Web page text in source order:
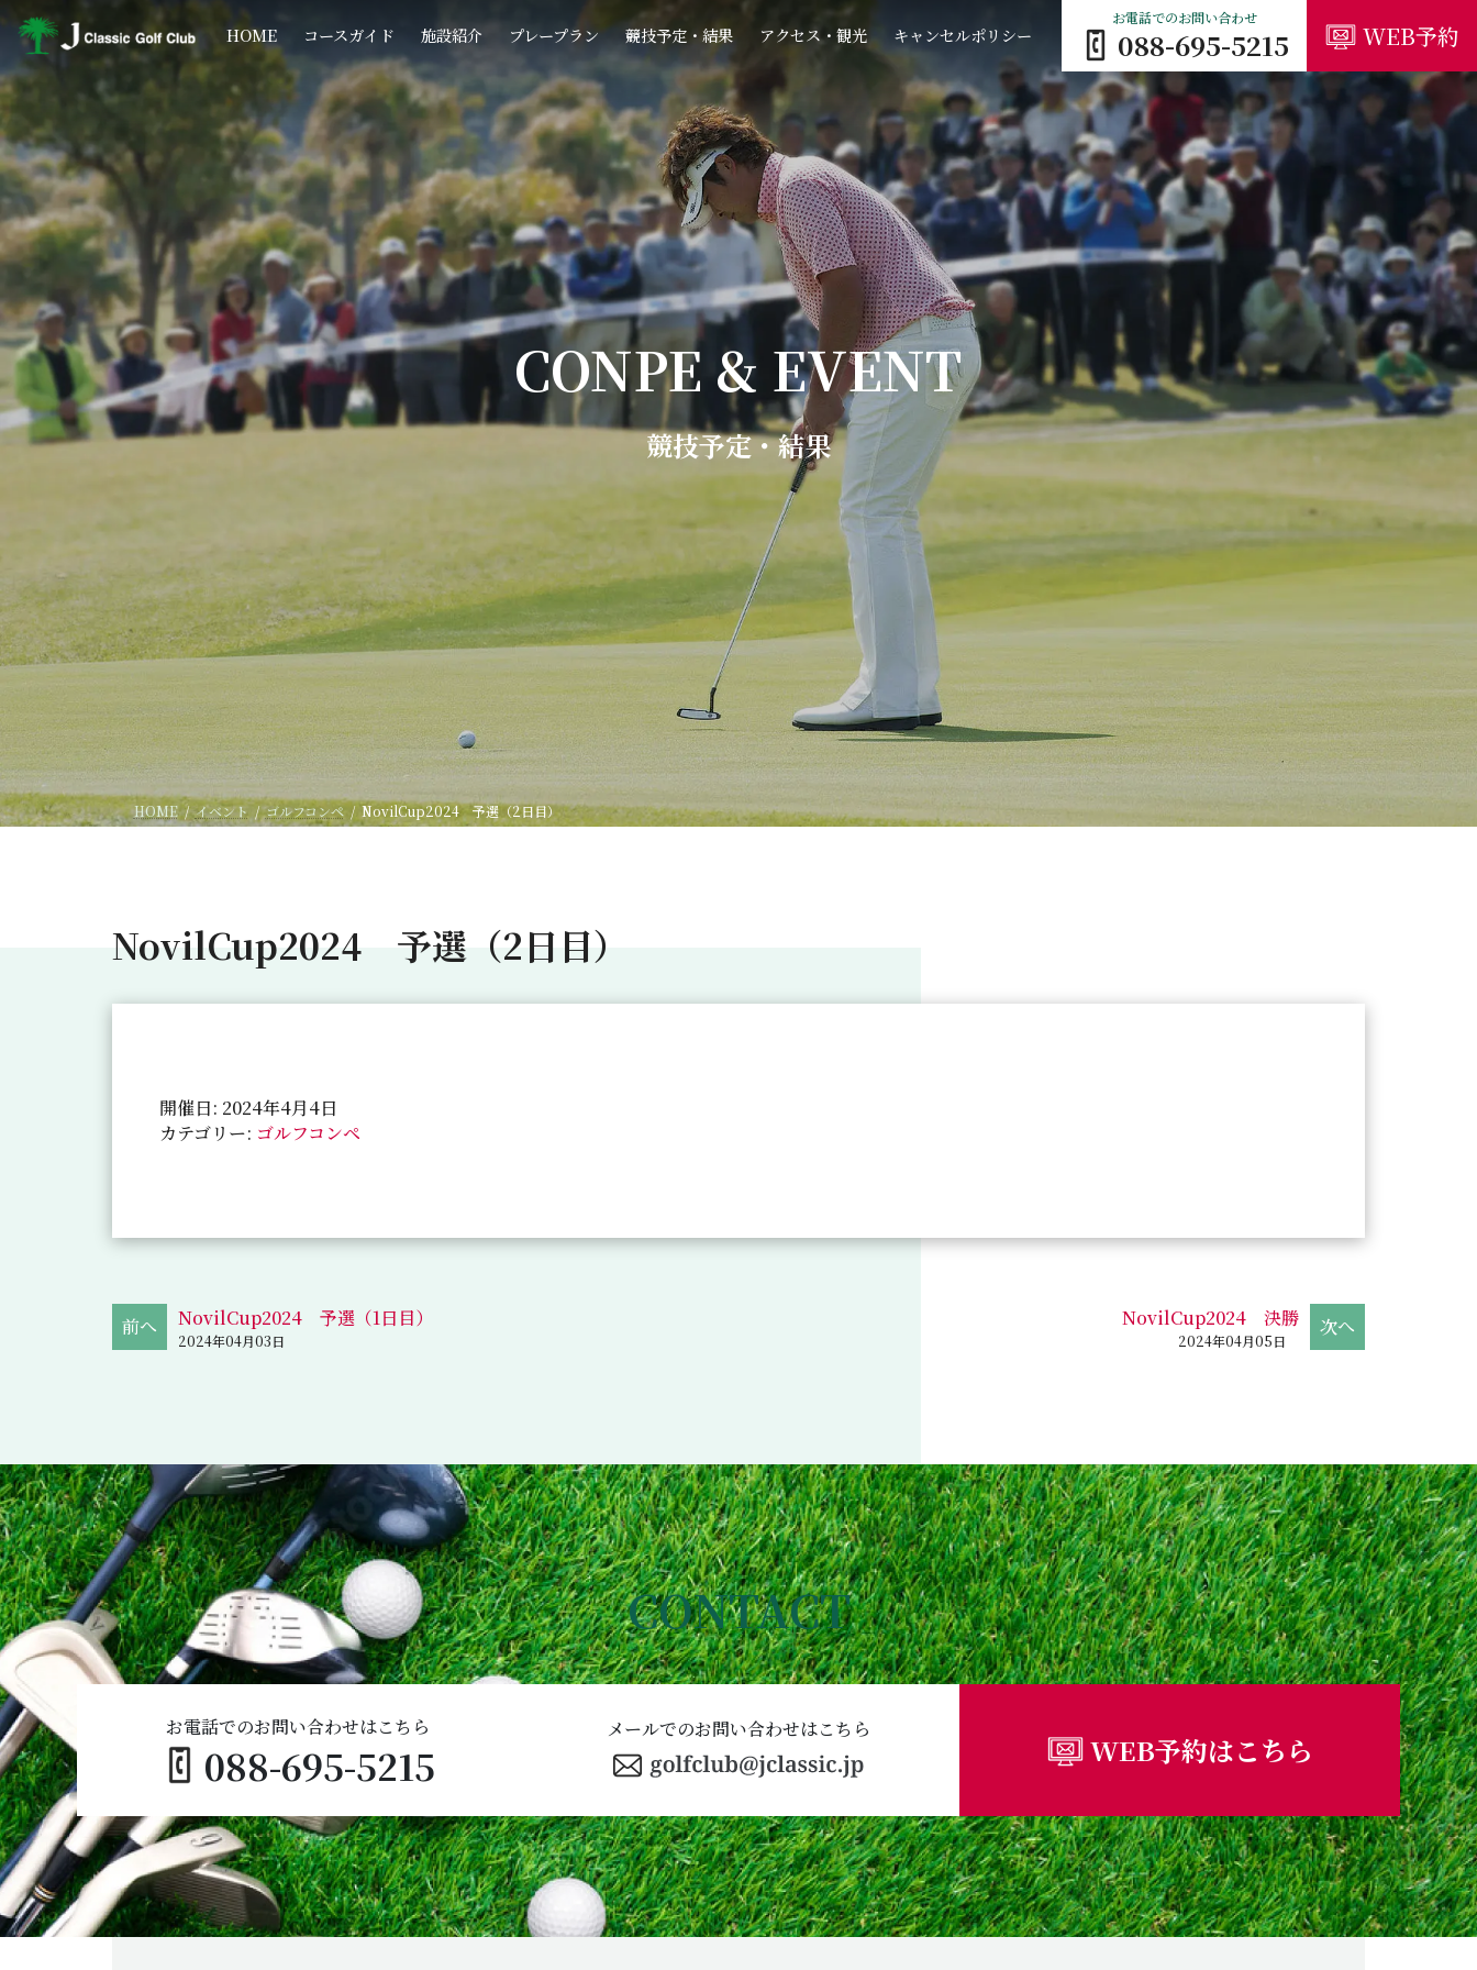
ン
へ
ス
ッ
プ
ー
ョ
ン
移
動
HOME コースガイド 施設紹介 プレープラン 競技予定・結果 アクセス・観光 キャンセルポリシー
お電話でのお問い合わせ
088-695-5215 WEB予約
CONPE & EVENT
競技予定・結果
HOME イベント ゴルフコンペ NovilCup2024 予選（2日目）
NovilCup2024 予選（2日目）
開催日: 2024年4月4日
カテゴリー: ゴルフコンペ
NovilCup2024 予選（1日目）
2024年04月03日
NovilCup2024 決勝
2024年04月05日
CONTACT
088-695-5215
お電話でのお問い合わせはこちら メールでのお問い合わせはこちら
WEB予約はこちら